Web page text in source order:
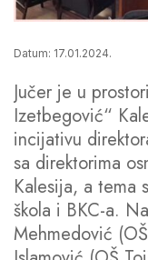
Datum: 17.01.2024.
Jučer je u
Izetbegović“
incijativu
sa direktorima
Kalesija, a tema
škola i BKC-a.
Mehmedović